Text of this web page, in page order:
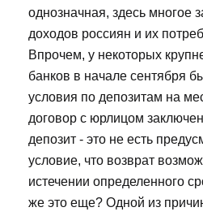
однозначная, здесь многое
доходов россиян и их
Впрочем, у некоторых
банков в начале сентября
условия по депозитам на
договор с юрлицом
депозит - это не есть
условие, что возврат
истечении определенного
же это еще? Одной из